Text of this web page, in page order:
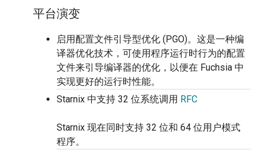
平台演变
启用配置文件引导型优化 (PGO)。这是一种编
译器优化技术，可使用程序运行时行为的配置
文件来引导编译器的优化，以便在 Fuchsia 中
实现更好的运行时性能。
Starnix 中支持 32 位系统调用 RFC
Starnix 现在同时支持 32 位和 64 位用户模式
程序。